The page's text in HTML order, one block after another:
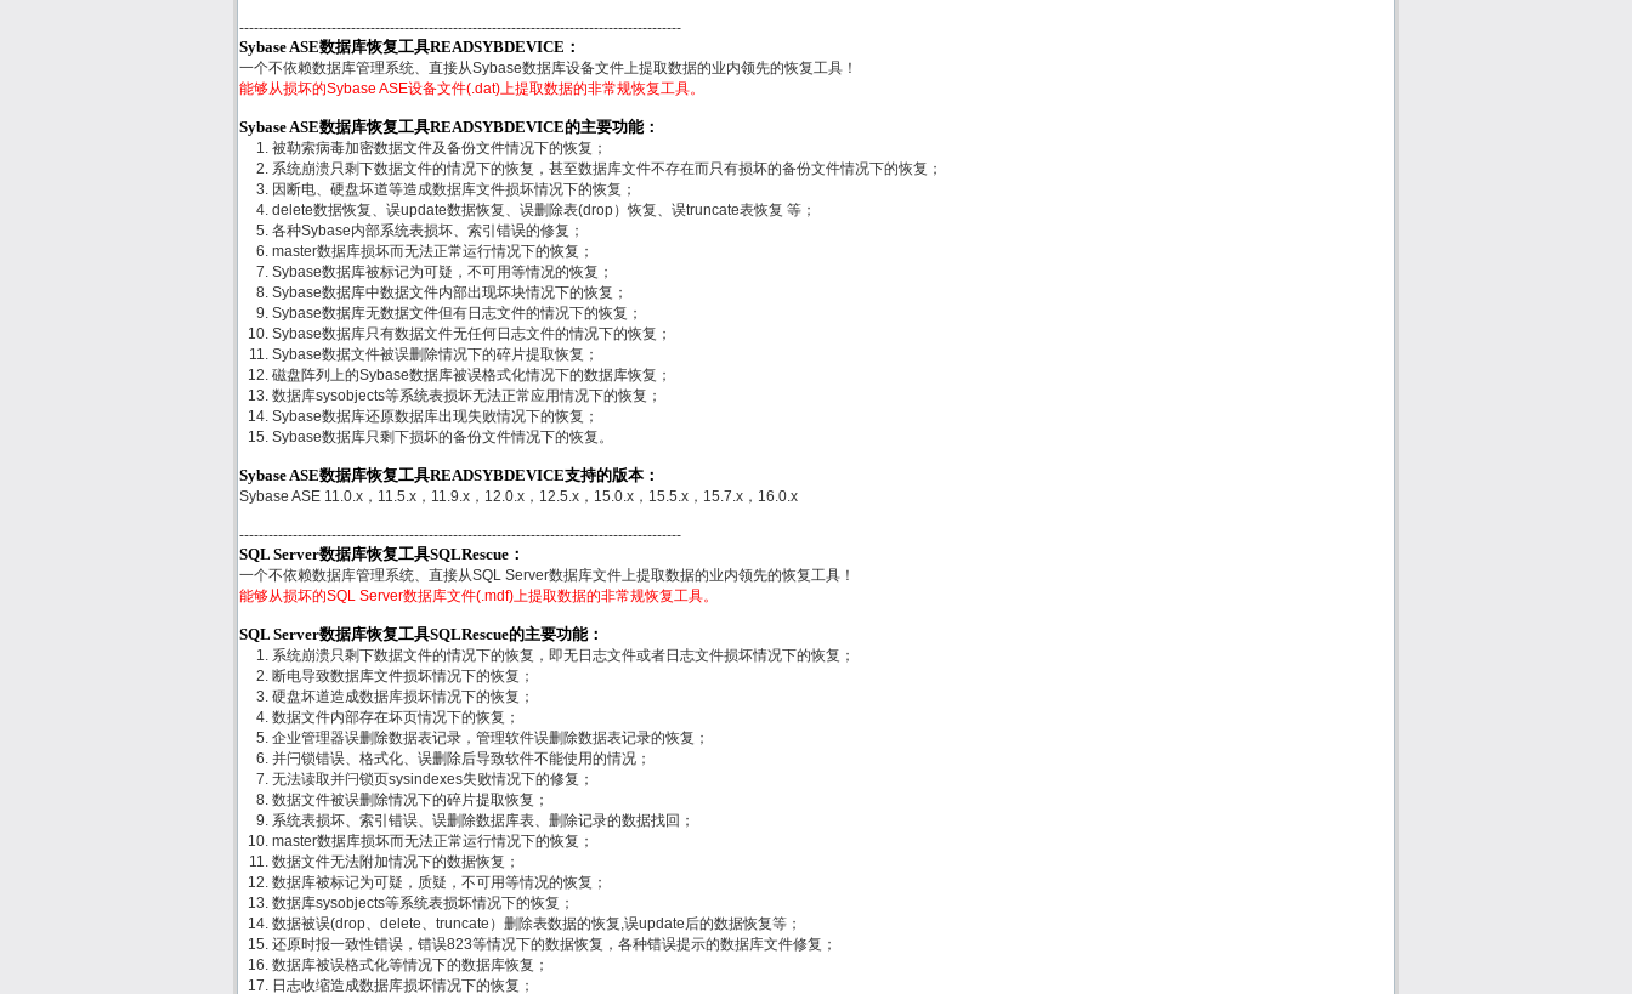
-------------------------------------------------------------------------------------------
Sybase ASE数据库恢复工具READSYBDEVICE：
一个不依赖数据库管理系统、直接从Sybase数据库设备文件上提取数据的业内领先的恢复工具！
能够从损坏的Sybase ASE设备文件(.dat)上提取数据的非常规恢复工具。
Sybase ASE数据库恢复工具READSYBDEVICE的主要功能：
被勒索病毒加密数据文件及备份文件情况下的恢复；
系统崩溃只剩下数据文件的情况下的恢复，甚至数据库文件不存在而只有损坏的备份文件情况下的恢复；
因断电、硬盘坏道等造成数据库文件损坏情况下的恢复；
delete数据恢复、误update数据恢复、误删除表(drop）恢复、误truncate表恢复 等；
各种Sybase内部系统表损坏、索引错误的修复；
master数据库损坏而无法正常运行情况下的恢复；
Sybase数据库被标记为可疑，不可用等情况的恢复；
Sybase数据库中数据文件内部出现坏块情况下的恢复；
Sybase数据库无数据文件但有日志文件的情况下的恢复；
Sybase数据库只有数据文件无任何日志文件的情况下的恢复；
Sybase数据文件被误删除情况下的碎片提取恢复；
磁盘阵列上的Sybase数据库被误格式化情况下的数据库恢复；
数据库sysobjects等系统表损坏无法正常应用情况下的恢复；
Sybase数据库还原数据库出现失败情况下的恢复；
Sybase数据库只剩下损坏的备份文件情况下的恢复。
Sybase ASE数据库恢复工具READSYBDEVICE支持的版本：
Sybase ASE 11.0.x，11.5.x，11.9.x，12.0.x，12.5.x，15.0.x，15.5.x，15.7.x，16.0.x
-------------------------------------------------------------------------------------------
SQL Server数据库恢复工具SQLRescue：
一个不依赖数据库管理系统、直接从SQL Server数据库文件上提取数据的业内领先的恢复工具！
能够从损坏的SQL Server数据库文件(.mdf)上提取数据的非常规恢复工具。
SQL Server数据库恢复工具SQLRescue的主要功能：
系统崩溃只剩下数据文件的情况下的恢复，即无日志文件或者日志文件损坏情况下的恢复；
断电导致数据库文件损坏情况下的恢复；
硬盘坏道造成数据库损坏情况下的恢复；
数据文件内部存在坏页情况下的恢复；
企业管理器误删除数据表记录，管理软件误删除数据表记录的恢复；
并闩锁错误、格式化、误删除后导致软件不能使用的情况；
无法读取并闩锁页sysindexes失败情况下的修复；
数据文件被误删除情况下的碎片提取恢复；
系统表损坏、索引错误、误删除数据库表、删除记录的数据找回；
master数据库损坏而无法正常运行情况下的恢复；
数据文件无法附加情况下的数据恢复；
数据库被标记为可疑，质疑，不可用等情况的恢复；
数据库sysobjects等系统表损坏情况下的恢复；
数据被误(drop、delete、truncate）删除表数据的恢复,误update后的数据恢复等；
还原时报一致性错误，错误823等情况下的数据恢复，各种错误提示的数据库文件修复；
数据库被误格式化等情况下的数据库恢复；
日志收缩造成数据库损坏情况下的恢复；